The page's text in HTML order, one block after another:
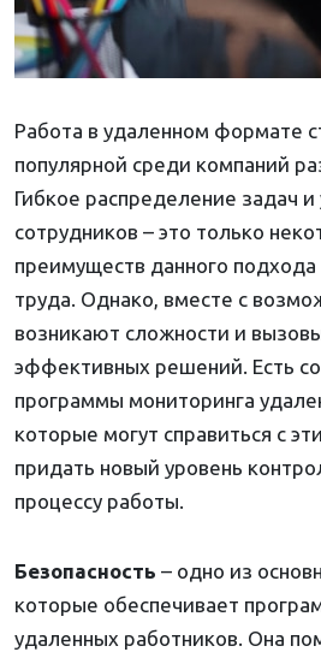
Работа в удаленном формате
популярной среди компаний
Гибкое распределение задач
сотрудников – это только
преимуществ данного подхода
труда. Однако, вместе с
возникают сложности и
эффективных решений. Есть
программы мониторинга
которые могут справиться с
придать новый уровень
процессу работы.
Безопасность – одно из
которые обеспечивает
удаленных работников. Она